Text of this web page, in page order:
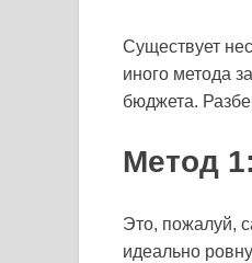
Существует
иного метода
бюджета.
Метод
Это, пожалуй,
идеально